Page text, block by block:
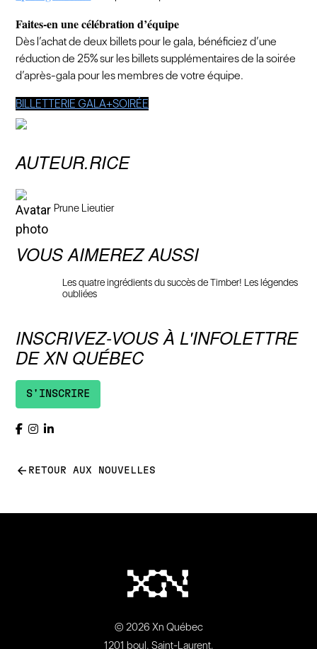
Faites-en une célébration d’équipe
Dès l’achat de deux billets pour le gala, bénéficiez d’une
réduction de 25% sur les billets supplémentaires de la soirée
d’après-gala pour les membres de votre équipe.
BILLETTERIE GALA+SOIRÉE
AUTEUR.RICE
Prune Lieutier
VOUS AIMEREZ AUSSI
Les quatre ingrédients du succès de Timber! Les légendes
oubliées
INSCRIVEZ-VOUS À L'INFOLETTRE
DE XN QUÉBEC
S'INSCRIRE
arrow_back RETOUR AUX NOUVELLES
© 2026 Xn Québec
1201 boul. Saint-Laurent,